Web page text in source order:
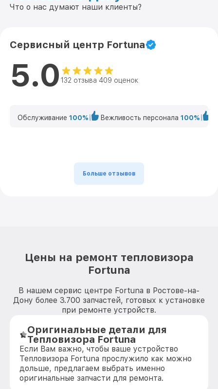
Что о нас думают наши клиенты?
Сервисный центр Fortuna
5.0 132 отзыва 409 оценок
Обслуживание 100% Вежливость персонала 100%
Больше отзывов
Цены на ремонт тепловизора
Fortuna
В нашем сервис центре Fortuna в Ростове-на-
Дону более 3.700 запчастей, готовых к установке
при ремонте устройств.
Оригинальные детали для
Тепловизора Fortuna
Если Вам важно, чтобы ваше устройство
Тепловизора Fortuna прослужило как можно
дольше, предлагаем выбрать именно
оригинальные запчасти для ремонта.